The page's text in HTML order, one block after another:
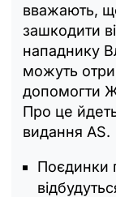
вважають,
зашкодити
нападнику
можуть
допомогти
Про це
видання AS.
Поєдинки